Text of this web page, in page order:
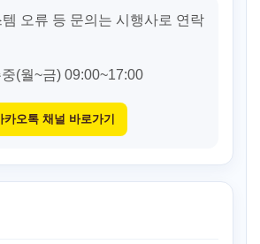
오류 등 문의는 시행사로 연락
(월~금) 09:00~17:00
오톡 채널 바로가기